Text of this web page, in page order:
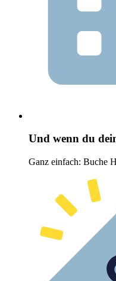
Und wenn du
Ganz einfach: Buche